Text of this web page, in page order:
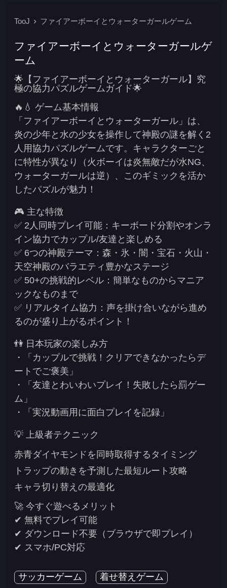
TooJ ファイアーボーイとウォーターガールゲーム
ファイアーボーイとウォーターガールゲ
ーム
🌟【ファイアーボーイとウォーターガール】究
極の協力パズルゲームガイド🌟
🔥💧 ゲーム基本情報
「ファイアーボーイとウォーターガール」は、
炎の少年と水の少女を操作して神殿の謎を解く2
人用協力パズルゲームです。キャラクターごと
に特性が異なり（火ボーイは炎無敵だが水NG、
ウォーターガールは逆）、このギミックを活か
したパズルが魅力！
🎮 主な特徴
✅ 2人同時プレイ可能 ：キーボード分割やオンラ
イン協力でカップル/友達と楽しめる
✅ 6つの神殿テーマ ：森・氷・闇・宝石・火山・
天空神殿のバラエティ豊かなステージ
✅ 50+の挑戦的レベル ：簡単なものからマニア
ックなものまで
✅ リアルタイム協力 ：声を掛け合いながら進め
るのが盛り上がるポイント！
👫 日本玩家の楽しみ方
・「カップルで挑戦！クリアできなかったらデ
ートでご褒美」
・「友達とわいわいプレイ！失敗したら罰ゲー
ム」
・「実況動画用に面白プレイを記録」
💡 上級者テクニック
赤青ダイヤモンドを同時取得するタイミング
トラップの動きを予測した最短ルート攻略
キャラ切り替えの最適化
🚀 今すぐ遊べるメリット
✔ 無料でプレイ可能
✔ ダウンロード不要（ブラウザで即プレイ）
✔ スマホ/PC対応
サッカーゲーム
着せ替えゲーム